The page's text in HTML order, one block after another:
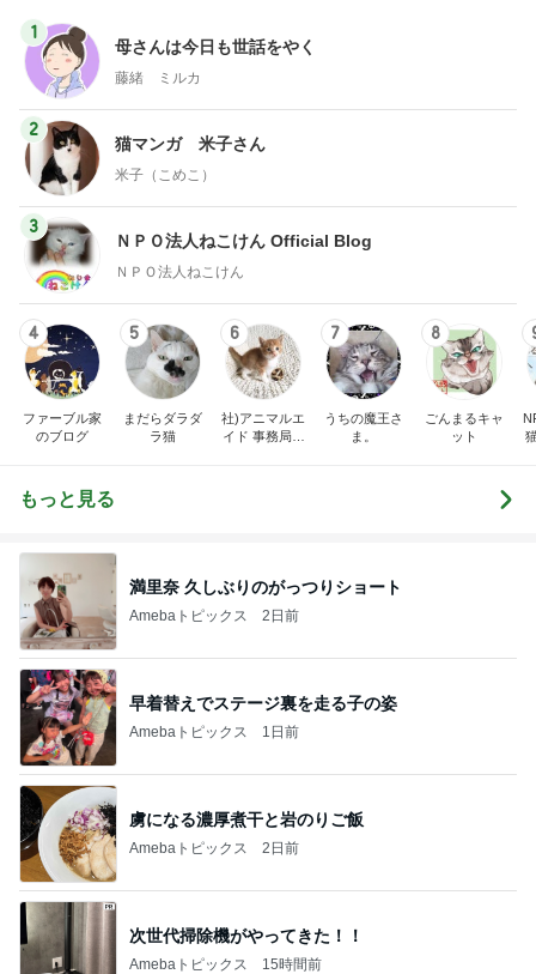
1
母さんは今日も世話をやく
藤緒 ミルカ
2
猫マンガ 米子さん
米子（こめこ）
3
ＮＰＯ法人ねこけん Official Blog
ＮＰＯ法人ねこけん
4
ファーブル家
のブログ
5
まだらダラダ
ラ猫
6
社)アニマルエ
イド 事務局＆
7
うちの魔王さ
ま。
8
ごんまるキャ
ット
もっと見る
満里奈 久しぶりのがっつりショート
Amebaトピックス 2日前
早着替えでステージ裏を走る子の姿
Amebaトピックス 1日前
虜になる濃厚煮干と岩のりご飯
Amebaトピックス 2日前
次世代掃除機がやってきた！！
Amebaトピックス 15時間前